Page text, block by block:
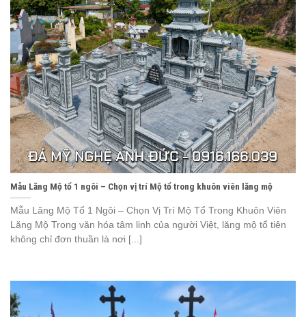
Mẫu Lăng Mộ tổ 1 ngôi – Chọn vị trí Mộ tổ trong khuôn viên lăng mộ
Mẫu Lăng Mộ Tổ 1 Ngôi – Chọn Vị Trí Mộ Tổ Trong Khuôn Viên
Lăng Mộ Trong văn hóa tâm linh của người Việt, lăng mộ tổ tiên
không chỉ đơn thuần là nơi [...]